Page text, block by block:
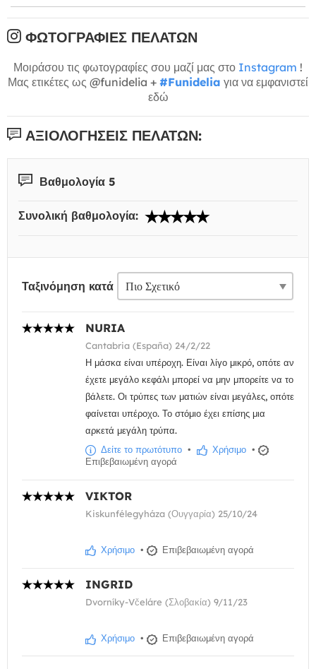
ΦΩΤΟΓΡΑΦΊΕΣ ΠΕΛΑΤΏΝ
Μοιράσου τις φωτογραφίες σου μαζί μας στο Instagram !
Μας ετικέτες ως @funidelia + #Funidelia για να εμφανιστεί
εδώ
ΑΞΙΟΛΟΓΉΣΕΙΣ ΠΕΛΑΤΏΝ:
Βαθμολογία 5
Συνολική βαθμολογία:
Ταξινόμηση κατά
NURIA
Cantabria (España) 24/2/22
Η μάσκα είναι υπέροχη. Είναι λίγο μικρό, οπότε αν
έχετε μεγάλο κεφάλι μπορεί να μην μπορείτε να το
βάλετε. Οι τρύπες των ματιών είναι μεγάλες, οπότε
φαίνεται υπέροχο. Το στόμιο έχει επίσης μια
αρκετά μεγάλη τρύπα.
Δείτε το πρωτότυπο • Χρήσιμο •
Επιβεβαιωμένη αγορά
VIKTOR
Kiskunfélegyháza (Ουγγαρία) 25/10/24
Χρήσιμο • Επιβεβαιωμένη αγορά
INGRID
Dvorníky-Včeláre (Σλοβακία) 9/11/23
Χρήσιμο • Επιβεβαιωμένη αγορά